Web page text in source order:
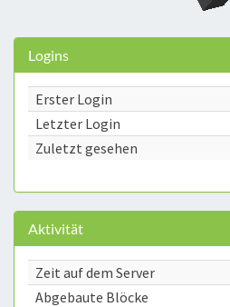
Logins
Erster Login
Letzter Login
Zuletzt gesehen
Aktivität
Zeit auf dem Server
Abgebaute Blöcke